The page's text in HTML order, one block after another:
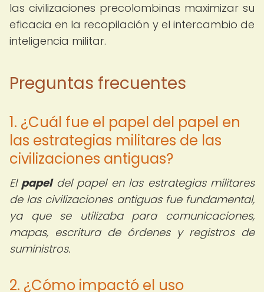
las civilizaciones precolombinas maximizar su
eficacia en la recopilación y el intercambio de
inteligencia militar.
Preguntas frecuentes
1. ¿Cuál fue el papel del papel en
las estrategias militares de las
civilizaciones antiguas?
El papeldel papel en las estrategias militares
de las civilizaciones antiguas fue fundamental,
ya que se utilizaba para comunicaciones,
mapas, escritura de órdenes y registros de
suministros.
2. ¿Cómo impactó el uso